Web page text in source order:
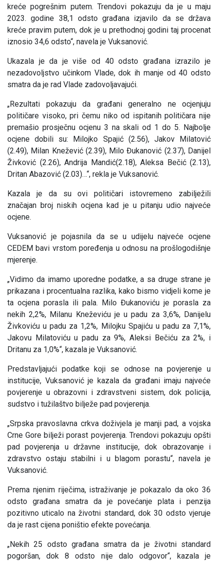
kreće pogrešnim putem. Trendovi pokazuju da je u maju
2023. godine 38,1 odsto građana izjavilo da se država
kreće pravim putem, dok je u prethodnoj godini taj procenat
iznosio 34,6 odsto“, navela je Vuksanović.
Ukazala je da je više od 40 odsto građana izrazilo je
nezadovoljstvo učinkom Vlade, dok ih manje od 40 odsto
smatra da je rad Vlade zadovoljavajući.
„Rezultati pokazuju da građani generalno ne ocjenjuju
političare visoko, pri čemu niko od ispitanih političara nije
premašio prosječnu ocjenu 3 na skali od 1 do 5. Najbolje
ocjene dobili su: Milojko Spajić (2.56), Jakov Milatović
(2.49), Milan Knežević (2.39), Milo Đukanović (2.37), Danijel
Živković (2.26), Andrija Mandić(2.18), Aleksa Bečić (2.13),
Dritan Abazović (2.03)…“, rekla je Vuksanović.
Kazala je da su ovi političari istovremeno zabilježili
značajan broj niskih ocjena kad je u pitanju udio najveće
ocjene.
Vuksanović je pojasnila da se u udijelu najveće ocjene
CEDEM bavi vrstom poređenja u odnosu na prošlogodišnje
mjerenje.
„Vidimo da imamo uporedne podatke, a sa druge strane je
prikazana i procentualna razlika, kako bismo vidjeli kome je
ta ocjena porasla ili pala. Milo Đukanoviću je porasla za
nekih 2,2%, Milanu Kneževiću je u padu za 3,6%, Danijelu
Živkoviću u padu za 1,2%, Milojku Spajiću u padu za 7,1%,
Jakovu Milatoviću u padu za 9%, Aleksi Bečiću za 2%, i
Dritanu za 1,0%“, kazala je Vuksanović.
Predstavljajući podatke koji se odnose na povjerenje u
institucije, Vuksanović je kazala da građani imaju najveće
povjerenje u obrazovni i zdravstveni sistem, dok policija,
sudstvo i tužilaštvo bilježe pad povjerenja.
„Srpska pravoslavna crkva doživjela je manji pad, a vojska
Crne Gore bilježi porast povjerenja. Trendovi pokazuju opšti
pad povjerenja u državne institucije, dok obrazovanje i
zdravstvo ostaju stabilni i u blagom porastu“, navela je
Vuksanović.
Prema njenim riječima, istraživanje je pokazalo da oko 36
odsto građana smatra da je povećanje plata i penzija
pozitivno uticalo na životni standard, dok 30 odsto vjeruje
da je rast cijena poništio efekte povećanja.
„Nekih 25 odsto građana smatra da je životni standard
pogoršan, dok 8 odsto nije dalo odgovor“, kazala je